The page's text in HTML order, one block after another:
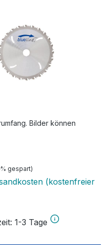
Bilder können
gespart)
(kostenfreier
1-3 Tage